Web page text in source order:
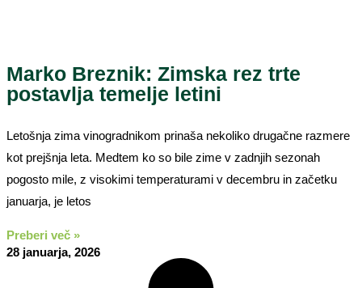
Marko Breznik: Zimska rez trte
postavlja temelje letini
Letošnja zima vinogradnikom prinaša nekoliko drugačne razmere
kot prejšnja leta. Medtem ko so bile zime v zadnjih sezonah
pogosto mile, z visokimi temperaturami v decembru in začetku
januarja, je letos
Preberi več »
28 januarja, 2026